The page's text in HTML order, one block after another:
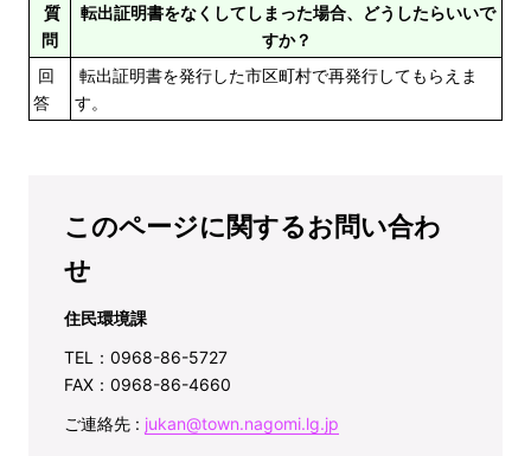
質
問
転出証明書をなくしてしまった場合、どうしたらいいで
すか？
回
答
転出証明書を発行した市区町村で再発行してもらえま
す。
このページに関するお問い合わ
せ
住民環境課
TEL：0968-86-5727
FAX：0968-86-4660
ご連絡先 : jukan@town.nagomi.lg.jp